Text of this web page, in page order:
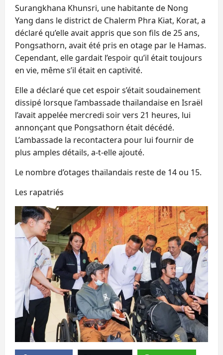
Surangkhana Khunsri, une habitante de Nong
Yang dans le district de Chalerm Phra Kiat, Korat, a
déclaré qu’elle avait appris que son fils de 25 ans,
Pongsathorn, avait été pris en otage par le Hamas.
Cependant, elle gardait l’espoir qu’il était toujours
en vie, même s’il était en captivité.
Elle a déclaré que cet espoir s’était soudainement
dissipé lorsque l’ambassade thaïlandaise en Israël
l’avait appelée mercredi soir vers 21 heures, lui
annonçant que Pongsathorn était décédé.
L’ambassade la recontactera pour lui fournir de
plus amples détails, a-t-elle ajouté.
Le nombre d’otages thaïlandais reste de 14 ou 15.
Les rapatriés